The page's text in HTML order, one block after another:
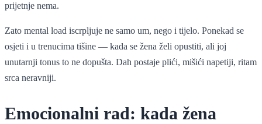
prijetnje nema.
Zato mental load iscrpljuje ne samo um, nego i tijelo. Ponekad se
osjeti i u trenucima tišine — kada se žena želi opustiti, ali joj
unutarnji tonus to ne dopušta. Dah postaje plići, mišići napetiji, ritam
srca neravniji.
Emocionalni rad: kada žena